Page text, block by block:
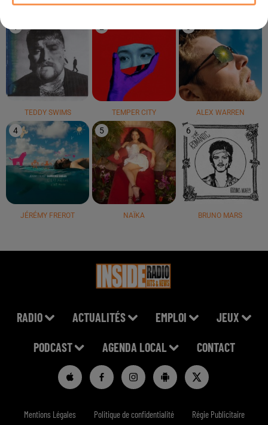
1
TEDDY SWIMS
2
TEMPER CITY
3
ALEX WARREN
4
JÉRÉMY FREROT
5
NAÏKA
6
BRUNO MARS
RADIO ACTUALITÉS EMPLOI JEUX
PODCAST AGENDA LOCAL CONTACT
Mentions Légales Politique de confidentialité Régie Publicitaire